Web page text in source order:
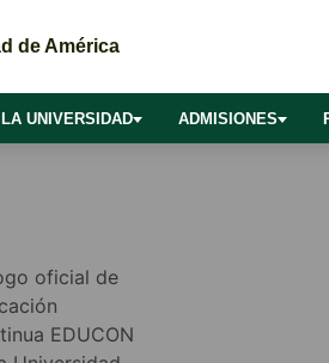
LA UNIVERSIDAD ADMISIONES